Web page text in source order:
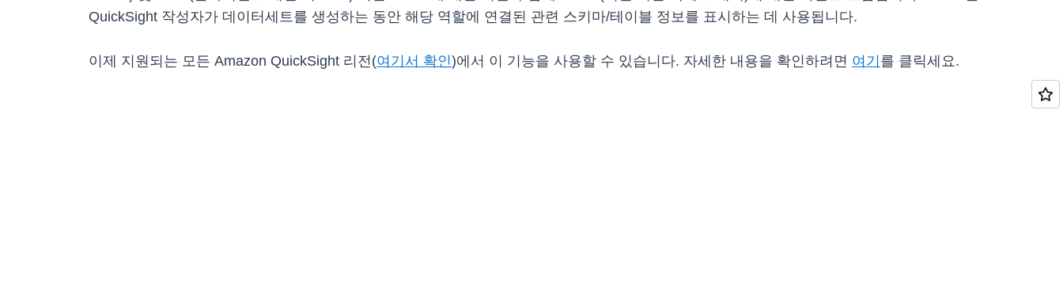
QuickSight 작성자가 데이터세트를 생성하는 동안 해당 역할에 연결된 관련 스키마/테이블 정보를 표시하는 데 사용됩니다.
이제 지원되는 모든 Amazon QuickSight 리전(여기서 확인)에서 이 기능을 사용할 수 있습니다. 자세한 내용을 확인하려면 여기 를 클릭세요.